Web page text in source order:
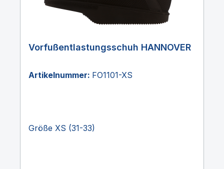
Vorfußentlastungsschuh HANNOVER
Artikelnummer: FO1101-XS
Größe XS (31-33)